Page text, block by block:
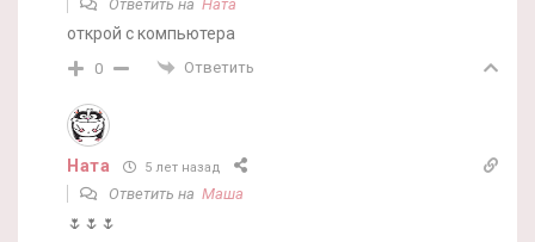
Ответить на Ната
открой с компьютера
0 Ответить
Ната 5 лет назад
Ответить на Маша
🌷🌷🌷